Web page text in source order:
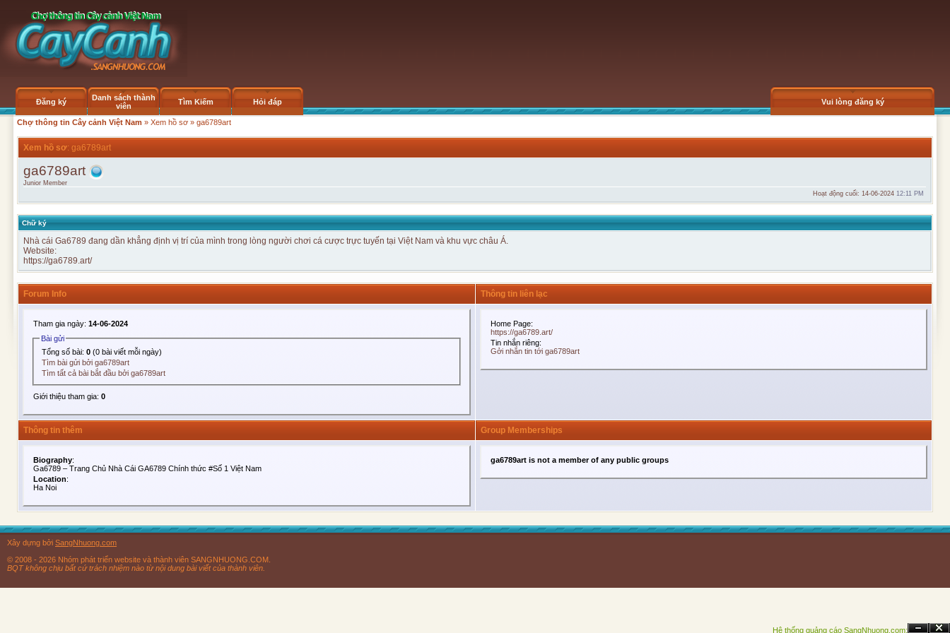
Đăng ký
Danh sách thành
viên
Tìm Kiếm Hỏi đáp Vui lòng đăng ký
Chợ thông tin Cây cảnh Việt Nam » Xem hồ sơ » ga6789art
Xem hồ sơ: ga6789art
ga6789art
Junior Member
Hoạt động cuối: 14-06-2024 12:11 PM
Chữ ký
Nhà cái Ga6789 đang dần khẳng định vị trí của mình trong lòng người chơi cá cược trực tuyến tại Việt Nam và khu vực châu Á.
Website:
https://ga6789.art/
Forum Info Thông tin liên lạc
Tham gia ngày: 14-06-2024
Bài gửi
Tổng số bài:0 (0 bài viết mỗi ngày)
Tìm bài gửi bởi ga6789art
Tìm tất cả bài bắt đầu bởi ga6789art
Giới thiệu tham gia: 0
Home Page:
https://ga6789.art/
Tin nhắn riêng:
Gởi nhắn tin tới ga6789art
Thông tin thêm Group Memberships
Biography:
Ga6789 – Trang Chủ Nhà Cái GA6789 Chính thức #Số 1 Việt Nam
Location:
Ha Noi
ga6789art is not a member of any public groups
Hệ thống quảng cáo SangNhuong.com;
Xây dựng bởi SangNhuong.com
© 2008 - 2026 Nhóm phát triển website và thành viên SANGNHUONG.COM.
BQT không chịu bất cứ trách nhiệm nào từ nội dung bài viết của thành viên.